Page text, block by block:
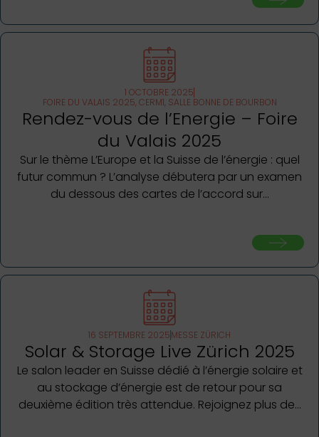
1 OCTOBRE 2025
FOIRE DU VALAIS 2025, CERM1, SALLE BONNE DE BOURBON
Rendez-vous de l’Energie – Foire
du Valais 2025
Sur le thème L’Europe et la Suisse de l’énergie : quel
futur commun ? L’analyse débutera par un examen
du dessous des cartes de l’accord sur…
16 SEPTEMBRE 2025MESSE ZÜRICH
Solar & Storage Live Zürich 2025
Le salon leader en Suisse dédié à l’énergie solaire et
au stockage d’énergie est de retour pour sa
deuxième édition très attendue. Rejoignez plus de…